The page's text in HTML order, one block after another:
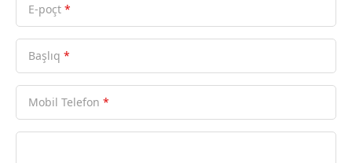
E-poçt *
Başlıq *
Mobil Telefon *